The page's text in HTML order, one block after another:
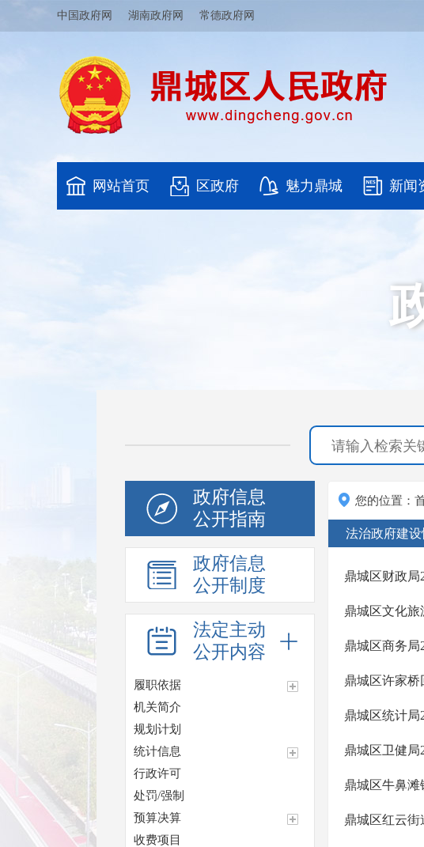
中国政府网 湖南政府网 常德政府网
网站首页 区政府 魅力鼎城 新闻
政府信息
公开指南
政府信息
公开制度
法定主动
公开内容
履职依据
机关简介
规划计划
统计信息
行政许可
处罚/强制
预算决算
收费项目
您的位置：
法治政府建
鼎城区财政局
鼎城区文化旅
鼎城区商务局
鼎城区许家桥
鼎城区统计局
鼎城区卫健局
鼎城区牛鼻滩
鼎城区红云街